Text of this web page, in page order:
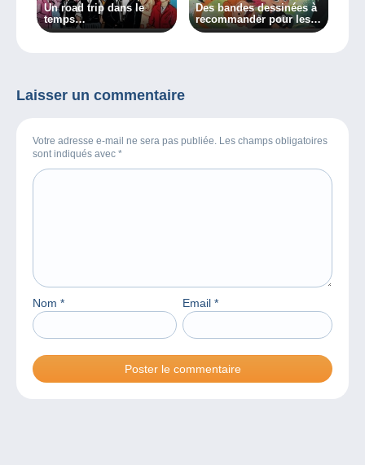
Un road trip dans le
temps…
Des bandes dessinées à
recommander pour les
plus jeunes
Laisser un commentaire
Votre adresse e-mail ne sera pas publiée. Les champs obligatoires
sont indiqués avec *
Nom * Email *